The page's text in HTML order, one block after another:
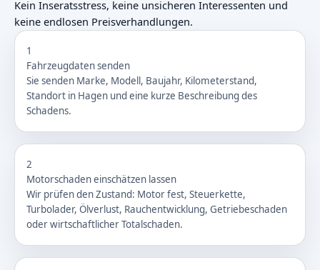
Kein Inseratsstress, keine unsicheren Interessenten und
keine endlosen Preisverhandlungen.
1
Fahrzeugdaten senden
Sie senden Marke, Modell, Baujahr, Kilometerstand,
Standort in Hagen und eine kurze Beschreibung des
Schadens.
2
Motorschaden einschätzen lassen
Wir prüfen den Zustand: Motor fest, Steuerkette,
Turbolader, Ölverlust, Rauchentwicklung, Getriebeschaden
oder wirtschaftlicher Totalschaden.